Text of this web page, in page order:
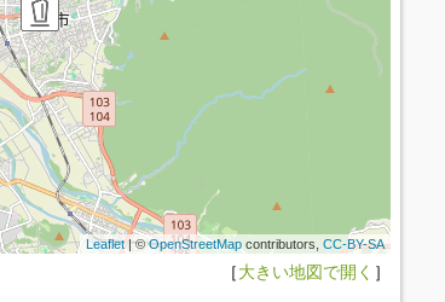
Leaflet| ©OpenStreetMapcontributors, CC-BY-SA
［大きい地図で開く ］